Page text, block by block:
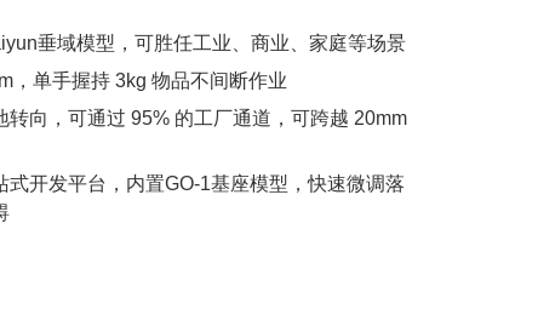
垂域模型，可胜任工业、商业、家庭等场景
，单手握持 3kg 物品不间断作业
转向，可通过 95% 的工厂通道，可跨越 20mm
式开发平台，内置GO-1基座模型，快速微调落